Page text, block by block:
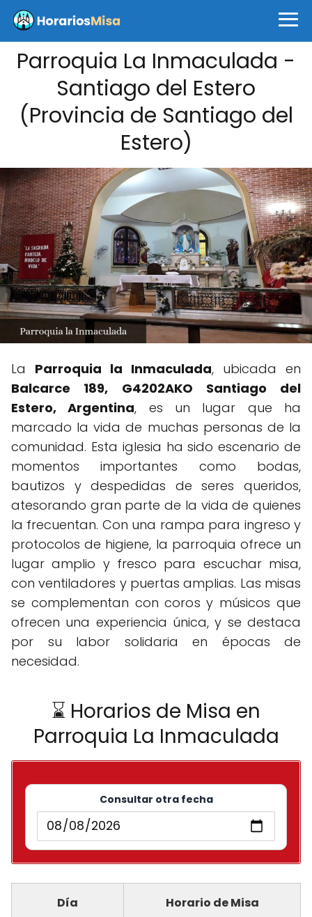
Parroquia La Inmaculada -
Santiago del Estero
(Provincia de Santiago del
Estero)
La Parroquia la Inmaculada, ubicada en
Balcarce 189, G4202AKO Santiago del
Estero, Argentina, es un lugar que ha
marcado la vida de muchas personas de la
comunidad. Esta iglesia ha sido escenario de
momentos importantes como bodas,
bautizos y despedidas de seres queridos,
atesorando gran parte de la vida de quienes
la frecuentan. Con una rampa para ingreso y
protocolos de higiene, la parroquia ofrece un
lugar amplio y fresco para escuchar misa,
con ventiladores y puertas amplias. Las misas
se complementan con coros y músicos que
ofrecen una experiencia única, y se destaca
por su labor solidaria en épocas de
necesidad.
⌛ Horarios de Misa en
Parroquia La Inmaculada
Consultar otra fecha
Día Horario de Misa